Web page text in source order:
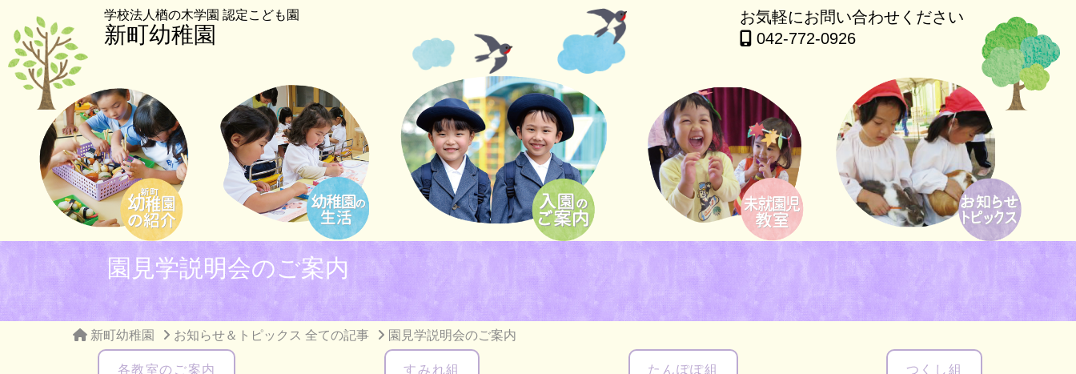
学校法人楢の木学園 認定こども園
新町幼稚園
お気軽にお問い合わせください
042-772-0926
園見学説明会のご案内
新町幼稚園 お知らせ＆トピックス 全ての記事 園見学説明会のご案内
各教室のご案内
すみれ組
たんぽぽ組
つくし組